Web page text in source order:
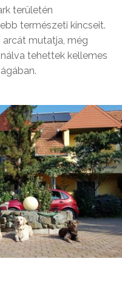
területén
természeti kincseit.
arcát mutatja, még
tehettek kellemes